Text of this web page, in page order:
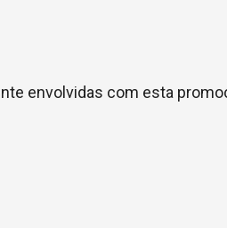
envolvidas com esta